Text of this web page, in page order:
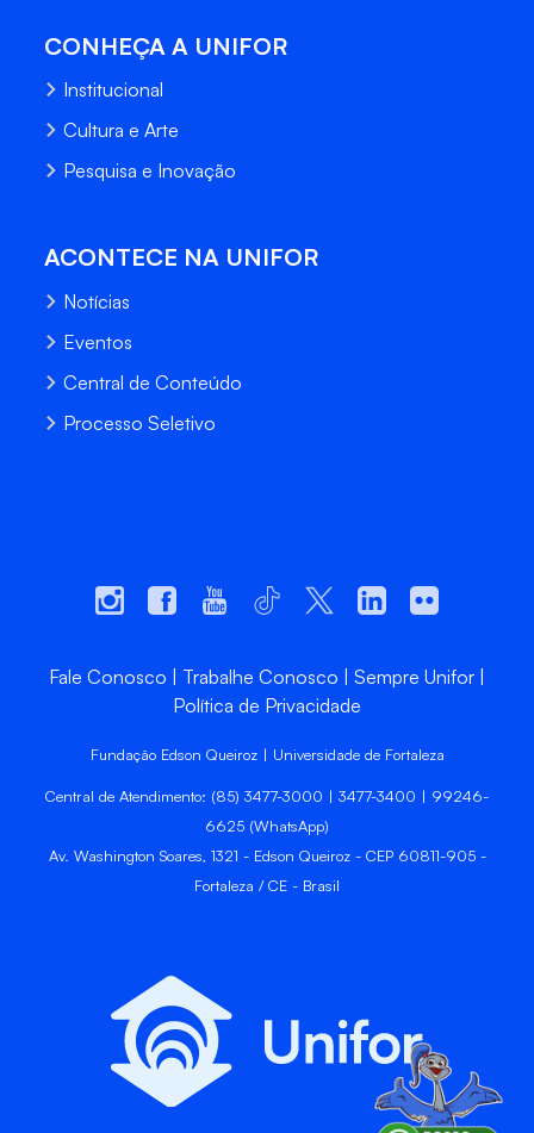
CONHEÇA A UNIFOR
Institucional
Cultura e Arte
Pesquisa e Inovação
ACONTECE NA UNIFOR
Notícias
Eventos
Central de Conteúdo
Processo Seletivo
Fale Conosco Trabalhe Conosco
Sempre Unifor
Política de Privacidade
Fundação Edson Queiroz | Universidade de Fortaleza
Central de Atendimento: (85) 3477-3000 | 3477-3400 | 99246-
6625 (WhatsApp)
Av. Washington Soares, 1321 - Edson Queiroz - CEP 60811-905 -
Fortaleza / CE - Brasil